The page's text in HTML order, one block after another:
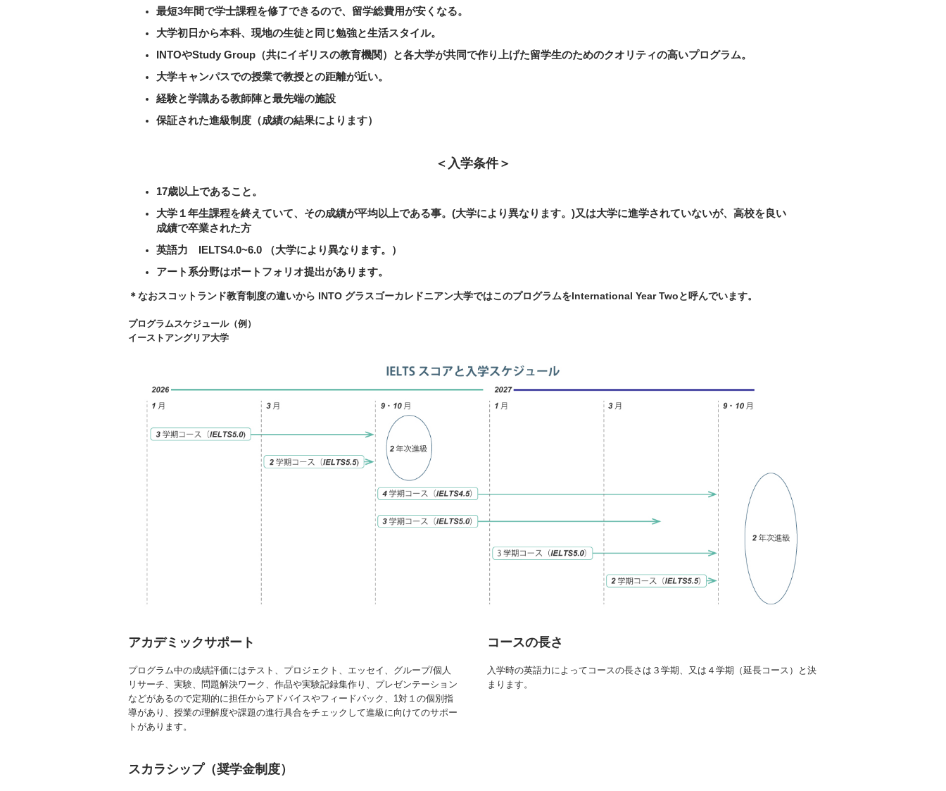
最短3年間で学士課程を修了できるので、留学総費用が安くなる。
大学初日から本科、現地の生徒と同じ勉強と生活スタイル。
INTOやStudy Group（共にイギリスの教育機関）と各大学が共同で作り上げた留学生のためのクオリティの高いプログラム。
大学キャンパスでの授業で教授との距離が近い。
経験と学識ある教師陣と最先端の施設
保証された進級制度（成績の結果によります）
＜入学条件＞
17歳以上であること。
大学１年生課程を終えていて、その成績が平均以上である事。(大学により異なります。)又は大学に進学されていないが、高校を良い
成績で卒業された方
英語力 IELTS4.0~6.0 （大学により異なります。）
アート系分野はポートフォリオ提出があります。
＊なおスコットランド教育制度の違いから INTO グラスゴーカレドニアン大学ではこのプログラムをInternational Year Twoと呼んでいます。
プログラムスケジュール（例）
イーストアングリア大学
アカデミックサポート
プログラム中の成績評価にはテスト、プロジェクト、エッセイ、グループ/個人
リサーチ、実験、問題解決ワーク、作品や実験記録集作り、プレゼンテーション
などがあるので定期的に担任からアドバイスやフィードバック、1対１の個別指
導があり、授業の理解度や課題の進行具合をチェックして進級に向けてのサポー
トがあります。
コースの長さ
入学時の英語力によってコースの長さは３学期、又は４学期（延長コース）と決
まります。
スカラシップ（奨学金制度）